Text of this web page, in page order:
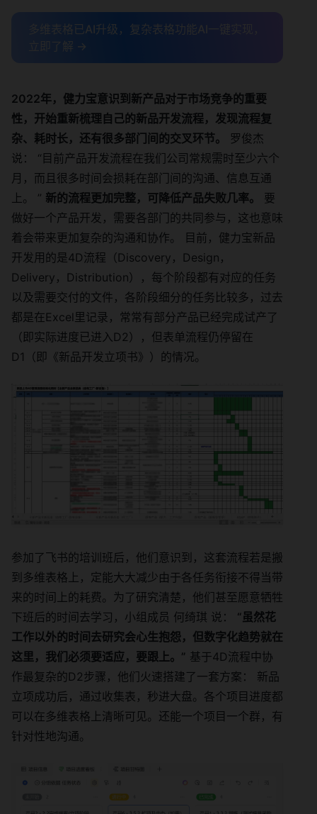
多维表格已AI升级，复杂表格功能AI一键实现，
立即了解 →
2022年，健力宝意识到新产品对于市场竞争的重要
性，开始重新梳理自己的新品开发流程，发现流程复
杂、耗时长，还有很多部门间的交叉环节。
罗俊杰
说： “目前产品开发流程在我们公司常规需时至少六个
月，而且很多时间会损耗在部门间的沟通、信息互通
上。 ” 新的流程更加完整，可降低产品失败几率。
要
做好一个产品开发，需要各部门的共同参与，这也意味
着会带来更加复杂的沟通和协作。 目前，健力宝新品
开发用的是4D流程（Discovery，Design，
Delivery，Distribution），每个阶段都有对应的任务
以及需要交付的文件，各阶段细分的任务比较多，过去
都是在Excel里记录，常常有部分产品已经完成试产了
（即实际进度已进入D2），但表单流程仍停留在
D1（即《新品开发立项书》）的情况。
参加了飞书的培训班后，他们意识到，这套流程若是搬
到多维表格上，定能大大减少由于各任务衔接不得当带
来的时间上的耗费。为了研究清楚，他们甚至愿意牺牲
下班后的时间去学习，小组成员 何绮琪 说： “虽然花
工作以外的时间去研究会心生抱怨，但数字化趋势就在
这里，我们必须要适应，要跟上。” 基于4D流程中协
作最复杂的D2步骤，他们火速搭建了一套方案： 新品
立项成功后，通过收集表，秒进大盘。各个项目进度都
可以在多维表格上清晰可见。还能一个项目一个群，有
针对性地沟通。